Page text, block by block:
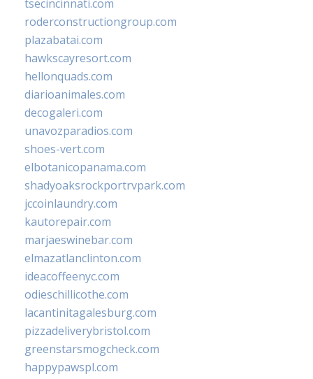
tsecincinnati.com
roderconstructiongroup.com
plazabatai.com
hawkscayresort.com
hellonquads.com
diarioanimales.com
decogaleri.com
unavozparadios.com
shoes-vert.com
elbotanicopanama.com
shadyoaksrockportrvpark.com
jccoinlaundry.com
kautorepair.com
marjaeswinebar.com
elmazatlanclinton.com
ideacoffeenyc.com
odieschillicothe.com
lacantinitagalesburg.com
pizzadeliverybristol.com
greenstarsmogcheck.com
happypawspl.com